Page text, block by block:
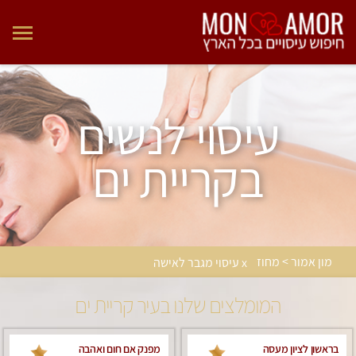
עיסוי לנשים
בקריית ים
מון אמור > מחוז x עיסוי מגבר לאישה
המומלצים שלנו בעיר קריית ים
בראשון לציון מעסה
מפנק אם חום ואהבה